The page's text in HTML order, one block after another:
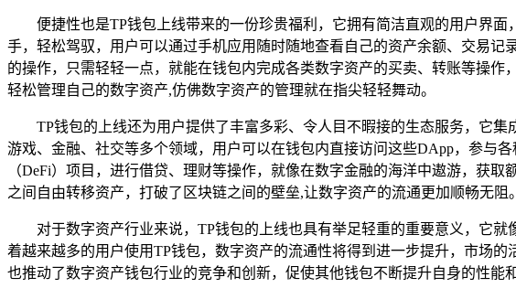
便捷性也是TP钱包上线带来的一份珍贵福利，它拥有简洁直观的用户界
手，轻松驾驭，用户可以通过手机应用随时随地查看自己的资产余额、交易
的操作，只需轻轻一点，就能在钱包内完成各类数字资产的买卖、转账等操
轻松管理自己的数字资产,仿佛数字资产的管理就在指尖轻轻舞动。
TP钱包的上线还为用户提供了丰富多彩、令人目不暇接的生态服务，它
游戏、金融、社交等多个领域，用户可以在钱包内直接访问这些DApp，参与
（DeFi）项目，进行借贷、理财等操作，就像在数字金融的海洋中遨游，获
之间自由转移资产，打破了区块链之间的壁垒,让数字资产的流通更加顺畅无阻。
对于数字资产行业来说，TP钱包的上线也具有举足轻重的重要意义，它
着越来越多的用户使用TP钱包，数字资产的流通性将得到进一步提升，市场
也推动了数字资产钱包行业的竞争和创新，促使其他钱包不断提升自身的性能